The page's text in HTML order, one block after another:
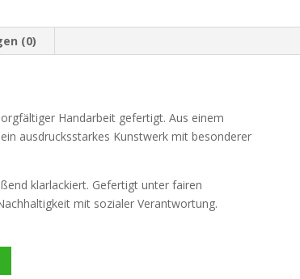
(0)
Handarbeit gefertigt. Aus einem
ausdrucksstarkes Kunstwerk mit besonderer
klarlackiert. Gefertigt unter fairen
mit sozialer Verantwortung.